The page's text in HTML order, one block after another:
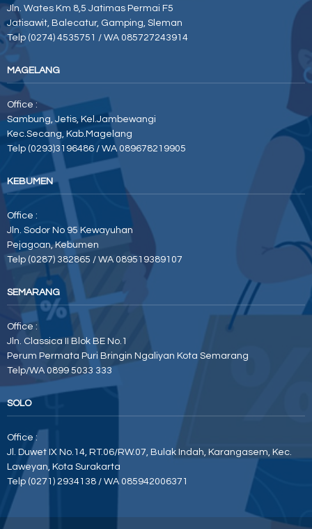
Jln. Wates Km 8,5 Jatimas Permai F5
Jatisawit, Balecatur, Gamping, Sleman
Telp (0274) 4535751 / WA 085727243914
MAGELANG
Office :
Sambung, Jetis, Kel.Jambewangi
Kec.Secang, Kab.Magelang
Telp (0293)3196486 / WA 089678219905
KEBUMEN
Office :
Jln. Sodor No 95 Kewayuhan
Pejagoan, Kebumen
Telp (0287) 382865 / WA 089519389107
SEMARANG
Office :
Jln. Classica II Blok BE No.1
Perum Permata Puri Bringin Ngaliyan Kota Semarang
Telp/WA 0899 5033 333
SOLO
Office :
Jl. Duwet IX No.14, RT.06/RW.07, Bulak Indah, Karangasem, Kec.
Laweyan, Kota Surakarta
Telp (0271) 2934138 / WA 085942006371